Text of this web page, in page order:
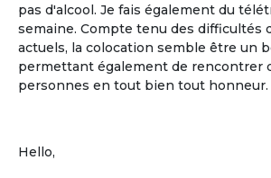
pas d'alcool. Je fais également du
semaine. Compte tenu des difficultés
actuels, la colocation semble être un
permettant également de rencontrer
personnes en tout bien tout honneur.
Hello,